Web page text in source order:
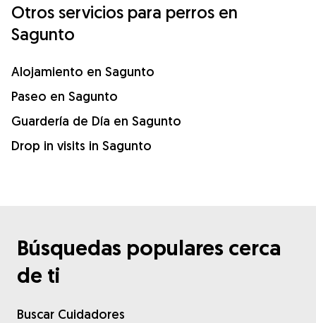
Otros servicios para perros en
Sagunto
Alojamiento en Sagunto
Paseo en Sagunto
Guardería de Día en Sagunto
Drop in visits in Sagunto
Búsquedas populares cerca
de ti
Buscar Cuidadores